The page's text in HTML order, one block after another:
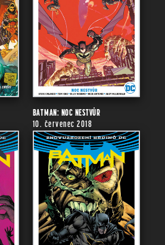
BATMAN: NOC NESTVŮR
10. červenec 2018